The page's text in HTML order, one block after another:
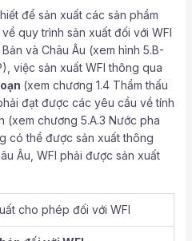
để sản xuất các sản phẩm
quy trình sản xuất đối với WFI
và Châu Âu (xem hình 5.B-
việc sản xuất WFI thông qua
(xem chương 1.4 Thẩm thấu
đạt được các yêu cầu về tính
(xem chương 5.A.3 Nước pha
có thể được sản xuất thông
Âu, WFI phải được sản xuất
cho phép đối với WFI